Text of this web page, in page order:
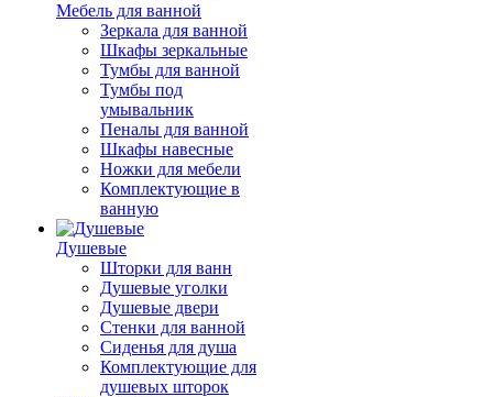
Мебель для ванной
Зеркала для ванной
Шкафы зеркальные
Тумбы для ванной
Тумбы под
умывальник
Пеналы для ванной
Шкафы навесные
Ножки для мебели
Комплектующие в
ванную
Душевые
Шторки для ванн
Душевые уголки
Душевые двери
Стенки для ванной
Сиденья для душа
Комплектующие для
душевых шторок